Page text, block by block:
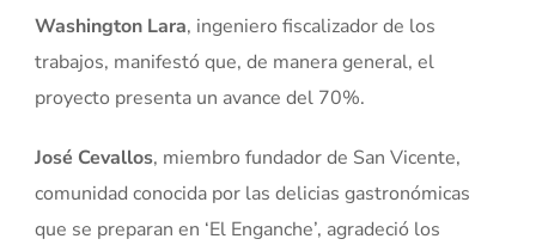
Washington Lara, ingeniero fiscalizador de los
trabajos, manifestó que, de manera general, el
proyecto presenta un avance del 70%.
José Cevallos, miembro fundador de San Vicente,
comunidad conocida por las delicias gastronómicas
que se preparan en ‘El Enganche’, agradeció los